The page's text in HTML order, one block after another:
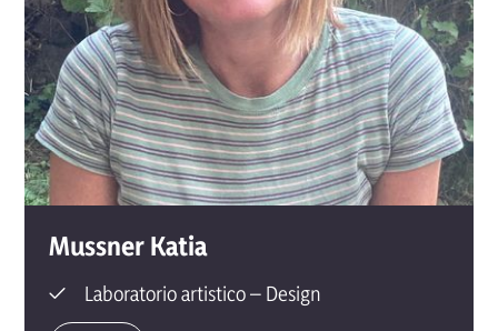
Mussner Katia
Laboratorio artistico – Design